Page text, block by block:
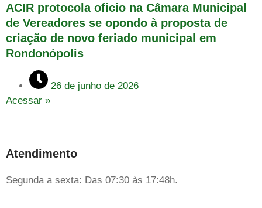
ACIR protocola oficio na Câmara Municipal
de Vereadores se opondo à proposta de
criação de novo feriado municipal em
Rondonópolis
26 de junho de 2026
Acessar »
Atendimento
Segunda a sexta: Das 07:30 às 17:48h.